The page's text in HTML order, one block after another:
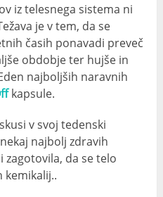
iz telesnega sistema ni
je v tem, da se
časih ponavadi preveč
obdobje ter hujše in
najboljših naravnih
kapsule.
v svoj tedenski
najbolj zdravih
zagotovila, da se telo
kemikalij..